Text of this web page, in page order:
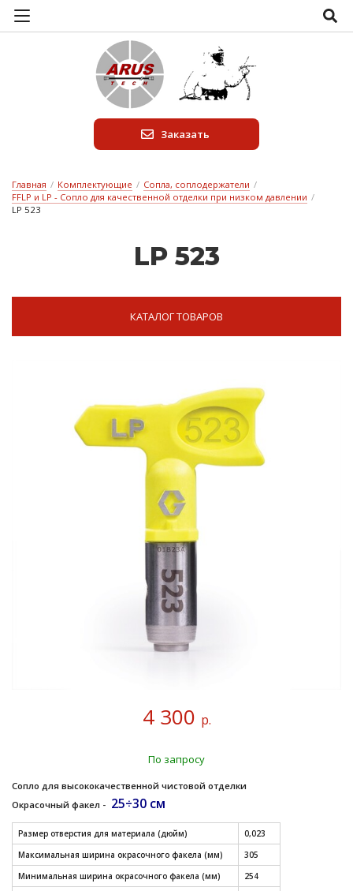
Заказать
Главная / Комплектующие / Сопла, соплодержатели /
FFLP и LP - Сопло для качественной отделки при низком давлении /
LP 523
LP 523
КАТАЛОГ ТОВАРОВ
4 300 р.
По запросу
Сопло для высококачественной чистовой отделки
Окрасочный факел - 25÷30 см
Размер отверстия для материала (дюйм)
0,023
Максимальная ширина окрасочного факела (мм)
305
Минимальная ширина окрасочного факела (мм)
254